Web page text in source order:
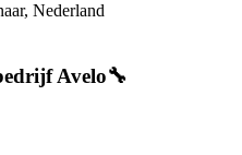
Nederland
Avelo🔧